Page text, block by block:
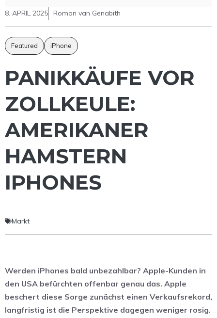
8. APRIL 2025 Roman van Genabith
Featured iPhone
PANIKKÄUFE VOR
ZOLLKEULE:
AMERIKANER
HAMSTERN
IPHONES
Markt
Werden iPhones bald unbezahlbar? Apple-Kunden in
den USA befürchten offenbar genau das. Apple
beschert diese Sorge zunächst einen Verkaufsrekord,
langfristig ist die Perspektive dagegen weniger rosig.